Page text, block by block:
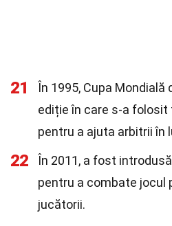
21
În 1995, Cupa
ediție în care s-a folosit
pentru a ajuta arbitrii în
22
În 2011, a fost
pentru a combate jocul
jucătorii.